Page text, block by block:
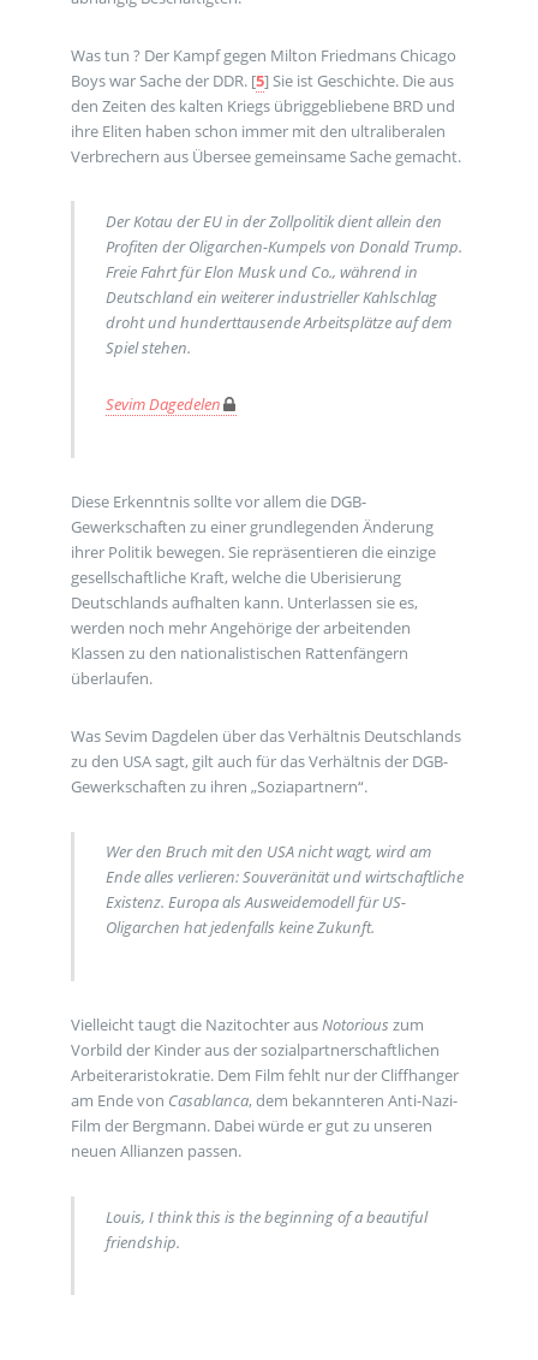
Was tun ? Der Kampf gegen Milton Friedmans Chicago
Boys war Sache der DDR.[5]Sie ist Geschichte. Die aus
den Zeiten des kalten Kriegs übriggebliebene BRD und
ihre Eliten haben schon immer mit den ultraliberalen
Verbrechern aus Übersee gemeinsame Sache gemacht.
Der Kotau der EU in der Zollpolitik dient allein den
Profiten der Oligarchen-Kumpels von Donald Trump.
Freie Fahrt für Elon Musk und Co., während in
Deutschland ein weiterer industrieller Kahlschlag
droht und hunderttausende Arbeitsplätze auf dem
Spiel stehen.
Sevim Dagedelen
Diese Erkenntnis sollte vor allem die DGB-
Gewerkschaften zu einer grundlegenden Änderung
ihrer Politik bewegen. Sie repräsentieren die einzige
gesellschaftliche Kraft, welche die Uberisierung
Deutschlands aufhalten kann. Unterlassen sie es,
werden noch mehr Angehörige der arbeitenden
Klassen zu den nationalistischen Rattenfängern
überlaufen.
Was Sevim Dagdelen über das Verhältnis Deutschlands
zu den USA sagt, gilt auch für das Verhältnis der DGB-
Gewerkschaften zu ihren „Soziapartnern“.
Wer den Bruch mit den USA nicht wagt, wird am
Ende alles verlieren: Souveränität und wirtschaftliche
Existenz. Europa als Ausweidemodell für US-
Oligarchen hat jedenfalls keine Zukunft.
Vielleicht taugt die Nazitochter ausNotorious zum
Vorbild der Kinder aus der sozialpartnerschaftlichen
Arbeiteraristokratie. Dem Film fehlt nur der Cliffhanger
am Ende von Casablanca, dem bekannteren Anti-Nazi-
Film der Bergmann. Dabei würde er gut zu unseren
neuen Allianzen passen.
Louis, I think this is the beginning of a beautiful
friendship.